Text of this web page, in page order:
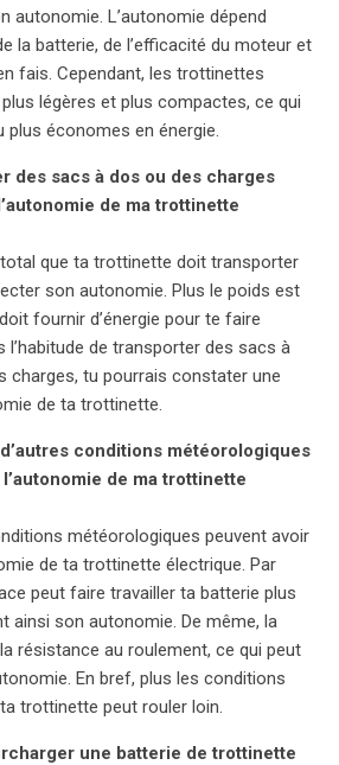
autonomie. L’autonomie dépend
la batterie, de l’efficacité du moteur et
fais. Cependant, les trottinettes
légères et plus compactes, ce qui
plus économes en énergie.
des sacs à dos ou des charges
de ma trottinette
que ta trottinette doit transporter
son autonomie. Plus le poids est
fournir d’énergie pour te faire
l’habitude de transporter des sacs à
charges, tu pourrais constater une
de ta trottinette.
conditions météorologiques
de ma trottinette
météorologiques peuvent avoir
de ta trottinette électrique. Par
peut faire travailler ta batterie plus
ainsi son autonomie. De même, la
résistance au roulement, ce qui peut
En bref, plus les conditions
trottinette peut rouler loin.
une batterie de trottinette